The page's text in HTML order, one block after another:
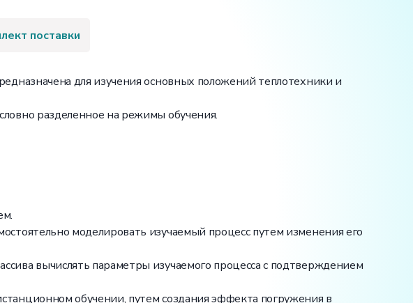
поставки
для изучения основных положений теплотехники и
разделенное на режимы обучения.
моделировать изучаемый процесс путем изменения его
вычислять параметры изучаемого процесса с подтверждением
обучении, путем создания эффекта погружения в